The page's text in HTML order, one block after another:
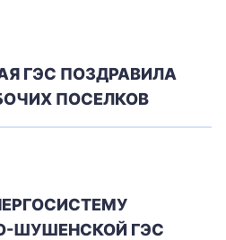
ГЭС ПОЗДРАВИЛА
ПОСЕЛКОВ
ШУШЕНСКОЙ ГЭС